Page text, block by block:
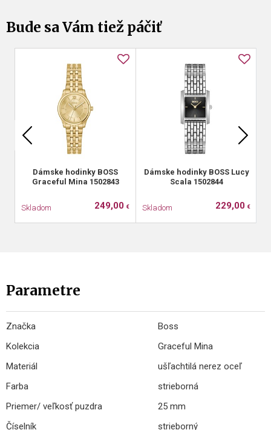
Bude sa Vám tiež páčiť
Dámske hodinky BOSS
Graceful Mina 1502843
Skladom 249,00 €
Dámske hodinky BOSS Lucy
Scala 1502844
Skladom 229,00 €
Parametre
Značka
Boss
Kolekcia
Graceful Mina
Materiál
ušľachtilá nerez oceľ
Farba
strieborná
Priemer/ veľkosť puzdra
25 mm
Číselník
strieborný